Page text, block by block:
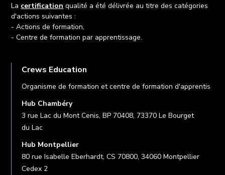
La certification qualité a été délivrée au titre des catégories
d'actions suivantes :
- Actions de formation,
- Centre de formation par apprentissage.
Crews Education
Organisme de formation et centre de formation d'apprentis
Hub Chambéry
3 rue Lac du Mont Cenis, BP 70408, 73370 Le Bourget
du Lac
Hub Montpellier
80 rue Isabelle Eberhardt, CS 70800, 34060 Montpellier
Cedex 2